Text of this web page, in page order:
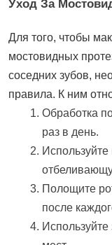
Уход За
Для того, чтобы
мостовидных
соседних зубов,
правила. К ним
Обработка
раз в день.
Полощите
после